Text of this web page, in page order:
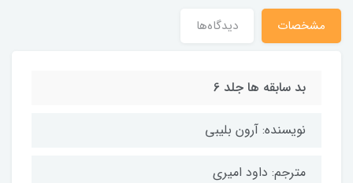
مشخصات دیدگاه‌ها
بد سابقه ها جلد 6
نویسنده: آرون بلیبی
مترجم: داود امیری